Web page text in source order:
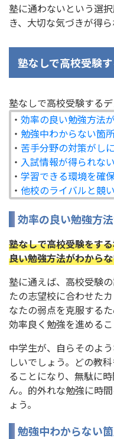
塾に通わないという選
き、大切な気づきが得
塾なしで高校受験
塾なしで高校受験する
・ 効率の良い勉強方法
・ 勉強中わからない箇
・ 苦手分野の対策がし
・ 入試情報が得られない
・ 学習できる環境を確
・ 他校のライバルと競
効率の良い勉強方
塾なしで高校受験をす
良い勉強方法がわから
塾に通えば、高校受験
たの志望校に合わせた
なたの弱点を克服する
効率良く勉強を進めるこ
中学生が、自らそのよ
しいでしょう。どの教
ることになり、無駄に
ん。的外れな勉強に時
ょう。
勉強中わからない